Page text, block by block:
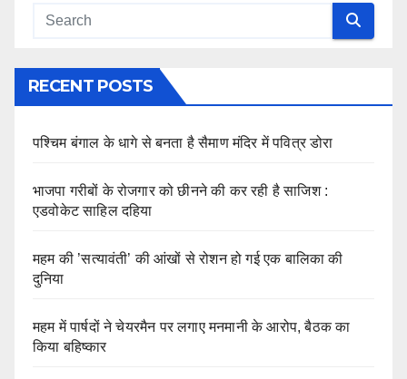
RECENT POSTS
पश्चिम बंगाल के धागे से बनता है सैमाण मंदिर में पवित्र डोरा
भाजपा गरीबों के रोजगार को छीनने की कर रही है साजिश :
एडवोकेट साहिल दहिया
महम की ’सत्यावंती’ की आंखों से रोशन हो गई एक बालिका की
दुनिया
महम में पार्षदों ने चेयरमैन पर लगाए मनमानी के आरोप, बैठक का
किया बहिष्कार